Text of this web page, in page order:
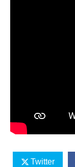
Twitter